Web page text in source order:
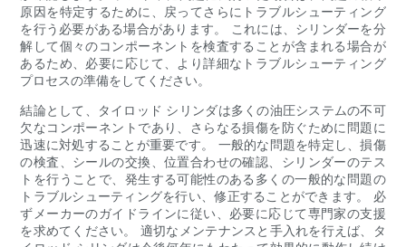
原因を特定するために、戻ってさらにトラブルシューティング
を行う必要がある場合があります。 これには、シリンダーを分
解して個々のコンポーネントを検査することが含まれる場合が
あるため、必要に応じて、より詳細なトラブルシューティング
プロセスの準備をしてください。
結論として、タイロッド シリンダは多くの油圧システムの不可
欠なコンポーネントであり、さらなる損傷を防ぐために問題に
迅速に対処することが重要です。 一般的な問題を特定し、損傷
の検査、シールの交換、位置合わせの確認、シリンダーのテス
トを行うことで、発生する可能性のある多くの一般的な問題の
トラブルシューティングを行い、修正することができます。 必
ずメーカーのガイドラインに従い、必要に応じて専門家の支援
を求めてください。 適切なメンテナンスと手入れを行えば、タ